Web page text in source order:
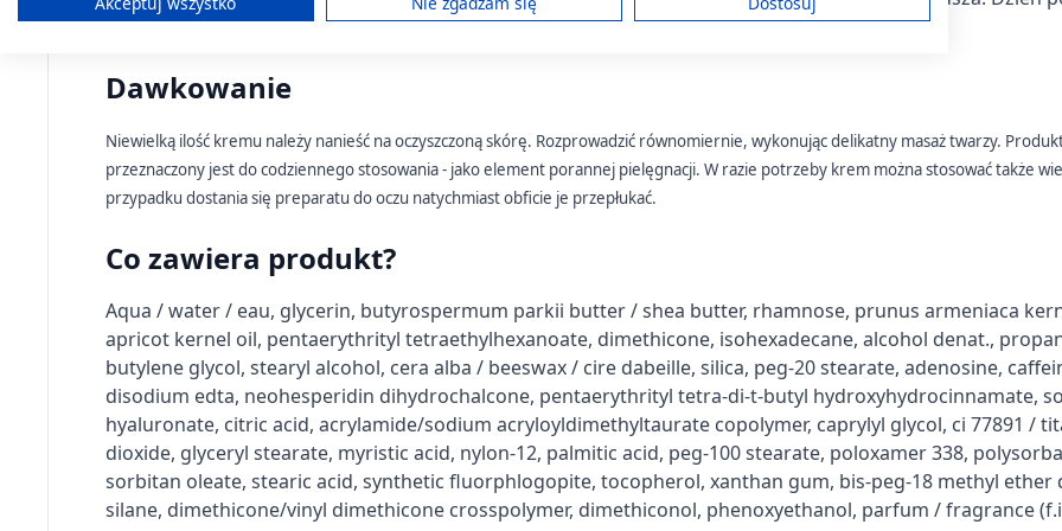
Vichy Liftactiv Supreme,
krem ujędrniający z
kwasem hialuronowym
do skóry normalnej i
mieszanej, 50 ml
124,69 zł
serum do twarzy, 15 ml
107,99 zł
wypadaniu włosów dla
mężczyzn, 6 ml, 21
ampułek
229,79 zł
twarzy i ciała SPF 30, 300
ml
85,49 zł
zmarszczki są redukowane, a skóra staje się bardziej promienna.
Dawkowanie
Niewielką ilość kremu należy nanieść na oczyszczoną skórę. Rozprowadzić równomiernie, wykonując delikatny masaż twarzy.
przeznaczony jest do codziennego stosowania - jako element porannej pielęgnacji. W razie potrzeby krem można stosować także
przypadku dostania się preparatu do oczu natychmiast obficie je przepłukać.
Co zawiera produkt?
Aqua / water / eau, glycerin, butyrospermum parkii butter / shea butter, rhamnose, prunus armeniaca
apricot kernel oil, pentaerythrityl tetraethylhexanoate, dimethicone, isohexadecane, alcohol denat.,
butylene glycol, stearyl alcohol, cera alba / beeswax / cire dabeille, silica, peg-20 stearate, adenosine,
disodium edta, neohesperidin dihydrochalcone, pentaerythrityl tetra-di-t-butyl hydroxyhydrocinnamate,
hyaluronate, citric acid, acrylamide/sodium acryloyldimethyltaurate copolymer, caprylyl glycol, ci 77891 /
dioxide, glyceryl stearate, myristic acid, nylon-12, palmitic acid, peg-100 stearate, poloxamer 338,
sorbitan oleate, stearic acid, synthetic fluorphlogopite, tocopherol, xanthan gum, bis-peg-18 methyl ether
silane, dimethicone/vinyl dimethicone crosspolymer, dimethiconol, phenoxyethanol, parfum / fragrance
Wykorzystanie profili do wyboru spersonalizowanych reklam
Tworzenie profili w celu personalizacji treści
Wykorzystywanie profili w celu doboru spersonalizowanych treści
Rozumienie odbiorców dzięki statystyce lub kombinacji danych z różnych źródeł
Rozwój i ulepszanie usług
Wykorzystywanie ograniczonych danych do wyboru treści
Funkcje specjalne IAB:
Użycie dokładnych danych geolokalizacyjnych